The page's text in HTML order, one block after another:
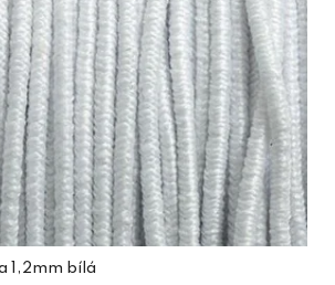
1,2mm bílá